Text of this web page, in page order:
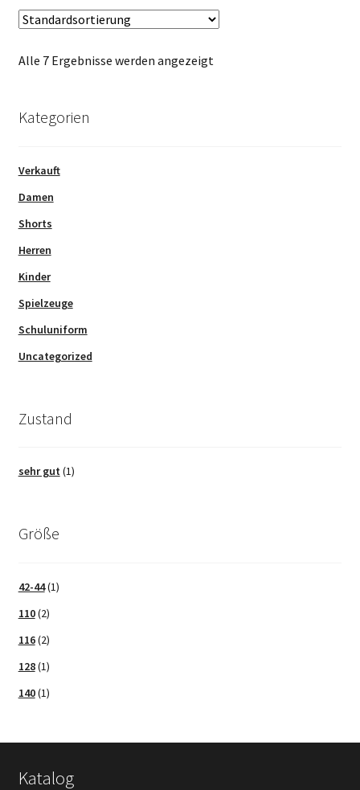
Alle 7 Ergebnisse werden angezeigt
Kategorien
Verkauft
Damen
Shorts
Herren
Kinder
Spielzeuge
Schuluniform
Uncategorized
Zustand
sehr gut (1)
Größe
42-44(1)
110(2)
116(2)
128(1)
140(1)
Katalog